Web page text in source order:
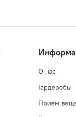
О нас
Гардеробы
Прием